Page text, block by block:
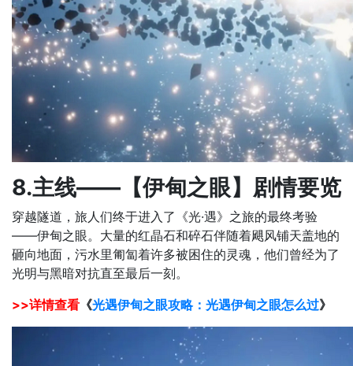
8.主线——【伊甸之眼】剧情要览
穿越隧道，旅人们终于进入了《光·遇》之旅的最终考验
——伊甸之眼。大量的红晶石和碎石伴随着飓风铺天盖地的
砸向地面，污水里匍匐着许多被困住的灵魂，他们曾经为了
光明与黑暗对抗直至最后一刻。
>>详情查看 《光遇伊甸之眼攻略：光遇伊甸之眼怎么过》